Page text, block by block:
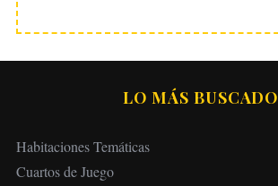
LO MÁS BUSCADO
Habitaciones Temáticas
Cuartos de Juego